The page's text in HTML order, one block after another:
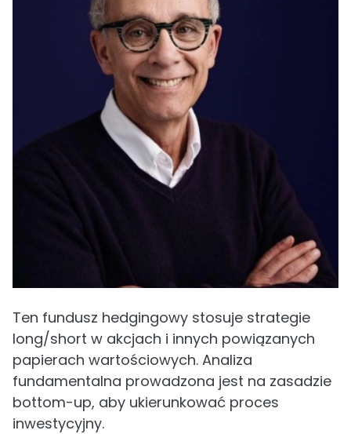
Ten fundusz hedgingowy stosuje strategie
long/short w akcjach i innych powiązanych
papierach wartościowych. Analiza
fundamentalna prowadzona jest na zasadzie
bottom-up, aby ukierunkować proces
inwestycyjny.